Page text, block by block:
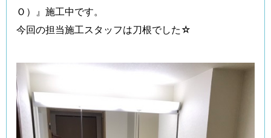
Ｏ）』施工中です。
今回の担当施工スタッフは刀根でした☆